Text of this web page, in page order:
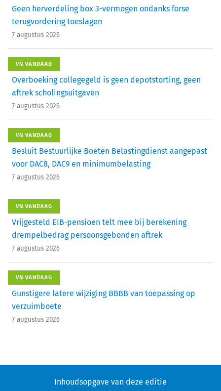
Geen herverdeling box 3-vermogen ondanks forse
terugvordering toeslagen
7 augustus 2026
VN VANDAAG
Overboeking collegegeld is geen depotstorting, geen
aftrek scholingsuitgaven
7 augustus 2026
VN VANDAAG
Besluit Bestuurlijke Boeten Belastingdienst aangepast
voor DAC8, DAC9 en minimumbelasting
7 augustus 2026
VN VANDAAG
Vrijgesteld EIB-pensioen telt mee bij berekening
drempelbedrag persoonsgebonden aftrek
7 augustus 2026
VN VANDAAG
Gunstigere latere wijziging BBBB van toepassing op
verzuimboete
7 augustus 2026
Inhoudsopgave van deze editie